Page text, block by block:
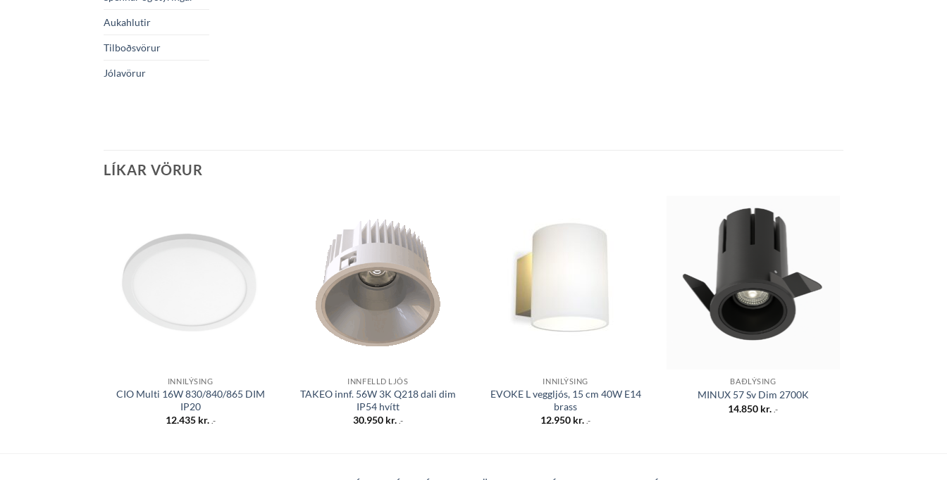
Aukahlutir
Tilboðsvörur
Jólavörur
LÍKAR VÖRUR
INNILÝSING
CIO Multi 16W 830/840/865 DIM
IP20
12.435 kr. .-
óskalista
INNFELLD LJÓS
TAKEO innf. 56W 3K Q218 dali dim
IP54 hvítt
30.950 kr. .-
INNILÝSING
EVOKE L veggljós, 15 cm 40W E14
brass
12.950 kr. .-
BAÐLÝSING
MINUX 57 Sv Dim 2700K
14.850 kr. .-